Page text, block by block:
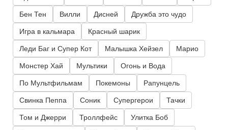
Бен Тен Вилли Дисней Дружба это чудо
Игра в кальмара Красный шарик
Леди Баг и Супер Кот Малышка Хейзел Марио
Монстер Хай Мультики Огонь и Вода
По Мультфильмам Покемоны Рапунцель
Свинка Пеппа Соник Супергерои Тачки
Том и Джерри Троллфейс Улитка Боб